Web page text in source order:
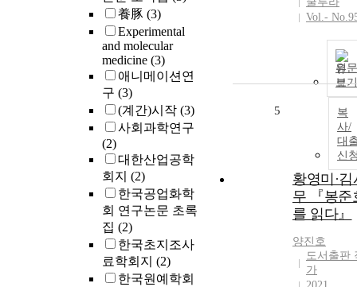
養豚 (3)
Experimental
and molecular
medicine (3)
애니메이션연
구 (3)
(계간)시작 (3)
사회과학연구
(2)
대한산업공학
회지 (2)
한국공업화학
회 연구논문 초록
집 (2)
한국초지조사
료학회지 (2)
한국원예학회
들의 시선으로
사회를바라
한국 사회의
사와 그 바깥
라는 영역 사
에 놓인 개인
재현하는 그의
소설에서, ‘이
기’라는 관점
역사라는 체
에서 역사 바
을 사유하는
식으로 작동한
포함될 수없는
것들이 역사
에 섞여 있고,
Vol.-
원문
보기
복
사/
대
신
5
황영미·김
무 『봉준
를 읽다』
양진호
도서출판
가